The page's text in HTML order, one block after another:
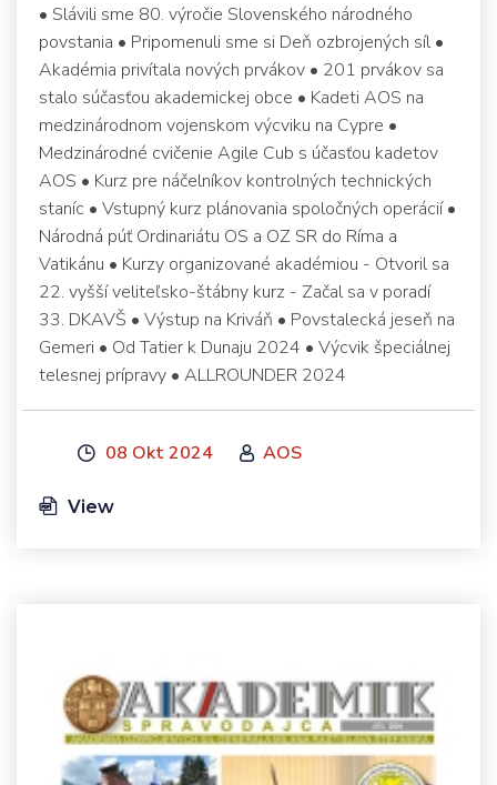
• Slávili sme 80. výročie Slovenského národného
povstania • Pripomenuli sme si Deň ozbrojených síl •
Akadémia privítala nových prvákov • 201 prvákov sa
stalo súčasťou akademickej obce • Kadeti AOS na
medzinárodnom vojenskom výcviku na Cypre •
Medzinárodné cvičenie Agile Cub s účasťou kadetov
AOS • Kurz pre náčelníkov kontrolných technických
staníc • Vstupný kurz plánovania spoločných operácií •
Národná púť Ordinariátu OS a OZ SR do Ríma a
Vatikánu • Kurzy organizované akadémiou - Otvoril sa
22. vyšší veliteľsko-štábny kurz - Začal sa v poradí
33. DKAVŠ • Výstup na Kriváň • Povstalecká jeseň na
Gemeri • Od Tatier k Dunaju 2024 • Výcvik špeciálnej
telesnej prípravy • ALLROUNDER 2024
08 Okt 2024 AOS
View